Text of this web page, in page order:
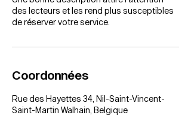
des lecteurs et les rend plus susceptibles
de réserver votre service.
Coordonnées
Rue des Hayettes 34, Nil-Saint-Vincent-
Saint-Martin Walhain, Belgique